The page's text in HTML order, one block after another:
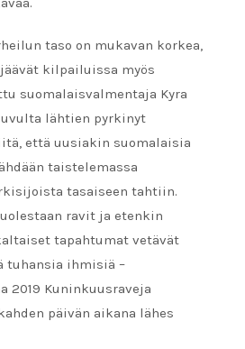
taso on mukavan korkea,
kilpailuissa myös
suomalaisvalmentaja Kyra
lähtien pyrkinyt
että uusiakin suomalaisia
taistelemassa
tasaiseen tahtiin.
ravit ja etenkin
tapahtumat vetävät
tuhansia ihmisiä –
2019 Kuninkuusraveja
päivän aikana lähes